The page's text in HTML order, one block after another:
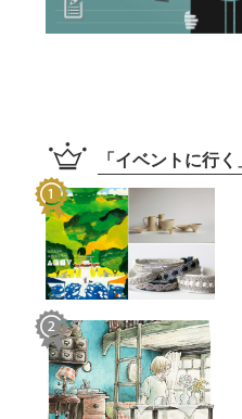
「 イベントに行く